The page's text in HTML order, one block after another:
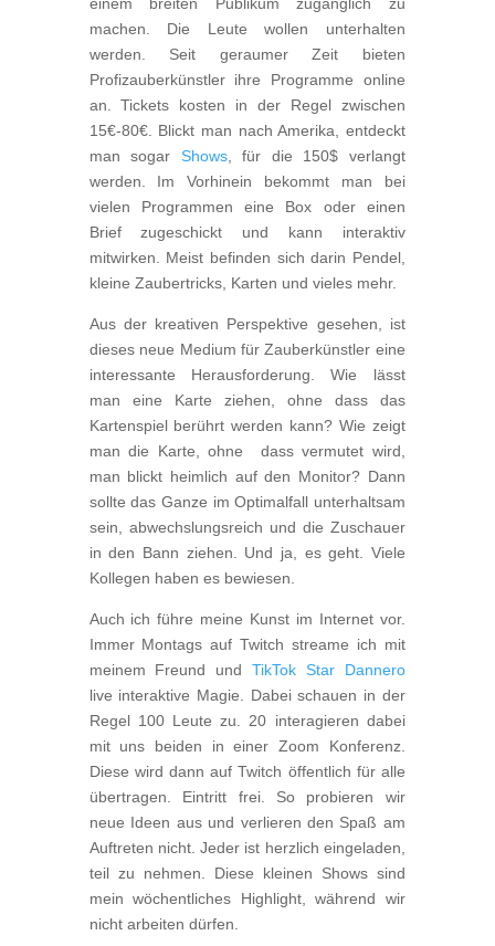
einem breiten Publikum zugänglich zu
machen. Die Leute wollen unterhalten
werden. Seit geraumer Zeit bieten
Profizauberkünstler ihre Programme online
an. Tickets kosten in der Regel zwischen
15€-80€. Blickt man nach Amerika, entdeckt
man sogar Shows, für die 150$ verlangt
werden. Im Vorhinein bekommt man bei
vielen Programmen eine Box oder einen
Brief zugeschickt und kann interaktiv
mitwirken. Meist befinden sich darin Pendel,
kleine Zaubertricks, Karten und vieles mehr.
Aus der kreativen Perspektive gesehen, ist
dieses neue Medium für Zauberkünstler eine
interessante Herausforderung. Wie lässt
man eine Karte ziehen, ohne dass das
Kartenspiel berührt werden kann? Wie zeigt
man die Karte, ohne dass vermutet wird,
man blickt heimlich auf den Monitor? Dann
sollte das Ganze im Optimalfall unterhaltsam
sein, abwechslungsreich und die Zuschauer
in den Bann ziehen. Und ja, es geht. Viele
Kollegen haben es bewiesen.
Auch ich führe meine Kunst im Internet vor.
Immer Montags auf Twitch streame ich mit
meinem Freund undTikTok Star Dannero
live interaktive Magie. Dabei schauen in der
Regel 100 Leute zu. 20 interagieren dabei
mit uns beiden in einer Zoom Konferenz.
Diese wird dann auf Twitch öffentlich für alle
übertragen. Eintritt frei. So probieren wir
neue Ideen aus und verlieren den Spaß am
Auftreten nicht. Jeder ist herzlich eingeladen,
teil zu nehmen. Diese kleinen Shows sind
mein wöchentliches Highlight, während wir
nicht arbeiten dürfen.